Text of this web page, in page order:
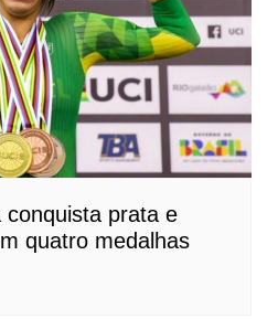
conquista prata e
quatro medalhas